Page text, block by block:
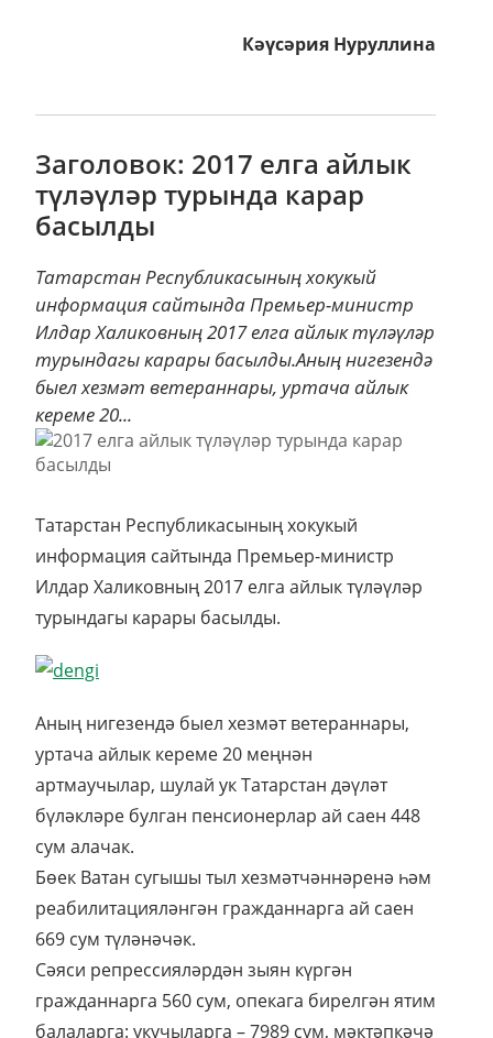
Кәүсәрия Нуруллина
Заголовок: 2017 елга айлык
түләүләр турында карар
басылды
Татарстан Республикасының хокукый
информация сайтында Премьер-министр
Илдар Халиковның 2017 елга айлык түләүләр
турындагы карары басылды.Аның нигезендә
быел хезмәт ветераннары, уртача айлык
кереме 20...
Татарстан Республикасының хокукый
информация сайтында Премьер-министр
Илдар Халиковның 2017 елга айлык түләүләр
турындагы карары басылды.
Аның нигезендә быел хезмәт ветераннары,
уртача айлык кереме 20 меңнән
артмаучылар, шулай ук Татарстан дәүләт
бүләкләре булган пенсионерлар ай саен 448
сум алачак.
Бөек Ватан сугышы тыл хезмәтчәннәренә һәм
реабилитацияләнгән гражданнарга ай саен
669 сум түләнәчәк.
Сәяси репрессияләрдән зыян күргән
гражданнарга 560 сум, опекага бирелгән ятим
балаларга: укучыларга – 7989 сум, мәктәпкәчә